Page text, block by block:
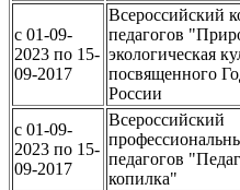
c 01-09-
2023 по 15-
09-2017
Всероссийский
педагогов
экологическая
посвященного
России
c 01-09-
2023 по 15-
09-2017
Всероссийский
педагогов
копилка"